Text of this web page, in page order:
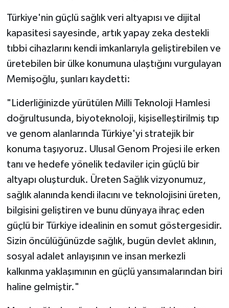
Türkiye'nin güçlü sağlık veri altyapısı ve dijital
kapasitesi sayesinde, artık yapay zeka destekli
tıbbi cihazlarını kendi imkanlarıyla geliştirebilen ve
üretebilen bir ülke konumuna ulaştığını vurgulayan
Memişoğlu, şunları kaydetti:
"Liderliğinizde yürütülen Milli Teknoloji Hamlesi
doğrultusunda, biyoteknoloji, kişiselleştirilmiş tıp
ve genom alanlarında Türkiye'yi stratejik bir
konuma taşıyoruz. Ulusal Genom Projesi ile erken
tanı ve hedefe yönelik tedaviler için güçlü bir
altyapı oluşturduk. Üreten Sağlık vizyonumuz,
sağlık alanında kendi ilacını ve teknolojisini üreten,
bilgisini geliştiren ve bunu dünyaya ihraç eden
güçlü bir Türkiye idealinin en somut göstergesidir.
Sizin öncülüğünüzde sağlık, bugün devlet aklının,
sosyal adalet anlayışının ve insan merkezli
kalkınma yaklaşımının en güçlü yansımalarından biri
haline gelmiştir."